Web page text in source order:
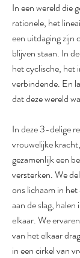
In een wereld die
rationele, het
een uitdaging zijn
blijven staan. In
het cyclische, het
verbindende. En
dat deze wereld
In deze 3-delige
vrouwelijke
gezamenlijk een
versterken. We
ons lichaam in
aan de slag,
elkaar. We
van het elkaar
in een cirkel van